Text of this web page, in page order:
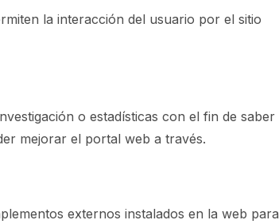
la interacción del usuario por el sitio
o estadísticas con el fin de saber
mejorar el portal web a través.
externos instalados en la web para